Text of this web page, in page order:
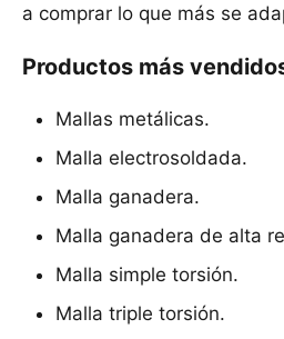
a comprar lo que más se
Productos más
Mallas metálicas.
Malla electrosoldada.
Malla ganadera.
Malla ganadera de alta
Malla simple torsión.
Malla triple torsión.